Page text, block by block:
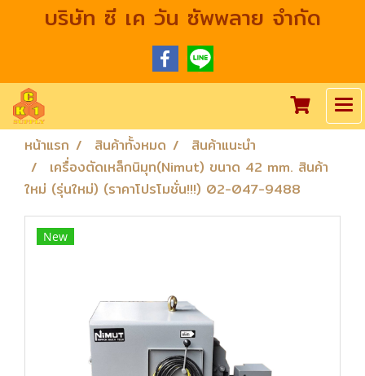
บริษัท ซี เค วัน ซัพพลาย จำกัด
หน้าแรก สินค้าทั้งหมด
สินค้าแนะนำ
เครื่องตัดเหล็กนิมุท(Nimut) ขนาด 42 mm. สินค้า
ใหม่ (รุ่นใหม่) (ราคาโปรโมชั่น!!!) 02-047-9488
New